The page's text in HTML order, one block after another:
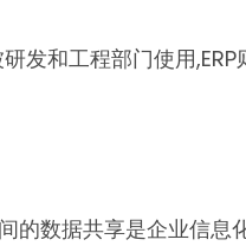
发和工程部门使用
的数据共享是企业信息